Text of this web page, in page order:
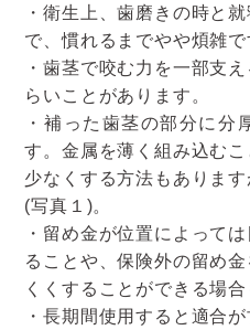
・衛生上、歯磨きの時と
で、慣れるまでやや煩雑で
・歯茎で咬む力を一部支
らいことがあります。
・補った歯茎の部分に分
す。金属を薄く組み込む
少なくする方法もありま
(写真１)。
・留め金が位置によって
ることや、保険外の留め
くくすることができる場
・長期間使用すると適合